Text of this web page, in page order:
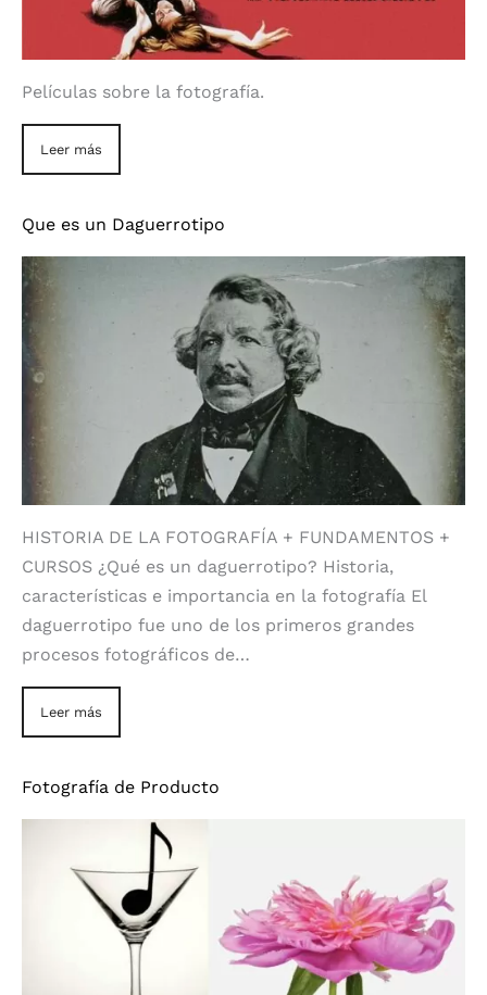
Películas sobre la fotografía.
Leer más
Que es un Daguerrotipo
HISTORIA DE LA FOTOGRAFÍA + FUNDAMENTOS +
CURSOS ¿Qué es un daguerrotipo? Historia,
características e importancia en la fotografía El
daguerrotipo fue uno de los primeros grandes
procesos fotográficos de…
Leer más
Fotografía de Producto